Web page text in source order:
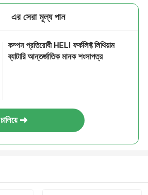
এর সেরা মূল্য পান
কম্পন প্রতিরোধী HELI ফর্কলিফ্ট লিথিয়াম
ব্যাটারি আন্তর্জাতিক মানক শংসাপত্র
চালিয়ে